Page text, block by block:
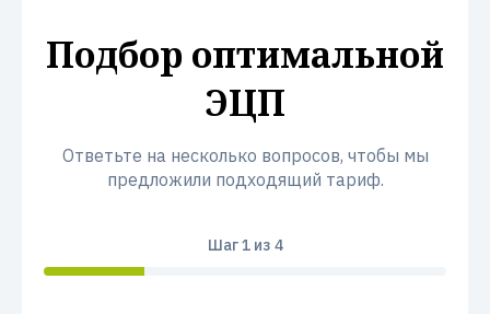
Подбор оптимальной
ЭЦП
Ответьте на несколько вопросов, чтобы мы
предложили подходящий тариф.
Шаг1из 4